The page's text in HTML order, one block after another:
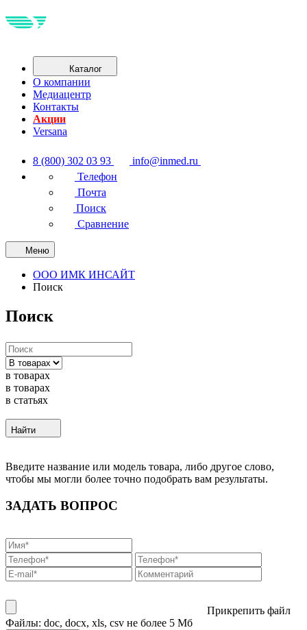
Каталог
О компании
Медиацентр
Контакты
Акции
Versana
8 (800) 302 03 93
info@inmed.ru
Телефон
Почта
Поиск
Сравнение
Меню
ООО ИМК ИНСАЙТ
Поиск
Поиск
в товарах
в товарах
в статьях
Найти
Введите название или модель товара, либо другое слово,
чтобы мы могли более точно подобрать вам результаты.
ЗАДАТЬ ВОПРОС
Прикрепить файл
Файлы: doc, docx, xls, csv не более 5 Мб